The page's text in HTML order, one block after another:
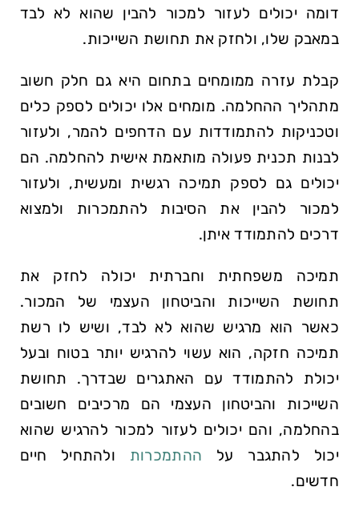
דומה יכולים לעזור למכור להבין שהוא לא לבד
במאבק שלו, ולחזק את תחושת השייכות.
קבלת עזרה ממומחים בתחום היא גם חלק חשוב
מתהליך ההחלמה. מומחים אלו יכולים לספק כלים
וטכניקות להתמודדות עם הדחפים להמר, ולעזור
לבנות תכנית פעולה מותאמת אישית להחלמה. הם
יכולים גם לספק תמיכה רגשית ומעשית, ולעזור
למכור להבין את הסיבות להתמכרות ולמצוא
דרכים להתמודד איתן.
תמיכה משפחתית וחברתית יכולה לחזק את
תחושת השייכות והביטחון העצמי של המכור.
כאשר הוא מרגיש שהוא לא לבד, ושיש לו רשת
תמיכה חזקה, הוא עשוי להרגיש יותר בטוח ובעל
יכולת להתמודד עם האתגרים שבדרך. תחושת
השייכות והביטחון העצמי הם מרכיבים חשובים
בהחלמה, והם יכולים לעזור למכור להרגיש שהוא
יכול להתגבר על ההתמכרות ולהתחיל חיים
חדשים.